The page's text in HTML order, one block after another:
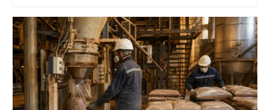
produkcji. Właściwa konstrukcja silosu, w tym jego pojemność
oraz system wentylacji, ma ogromny wpływ na jakość
składowanych pelletów. Wydajność linii pakującej będzie
bowiem zależna od regularności i szybkości dostarczania
surowców. Kluczowym elementem w tym współdziałaniu są
systemy wyciągu, które powinny skutecznie transportować
pellet z silosu do następnego etapu produkcji, minimalizując
jednocześnie utratę materiału i zapewniając odpowiedni
poziom ciśnienia.